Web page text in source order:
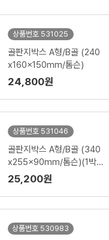
상품번호 531025
골판지박스 A형/B골 (240
x160x150mm/톰슨)
24,800원
상품번호 531046
골판지박스 A형/B골 (340
x255x90mm/톰슨)(1박
스/70장)
25,200원
상품번호 530983